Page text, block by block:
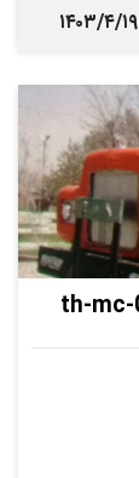
۱۴۰۳/۴/۱۹